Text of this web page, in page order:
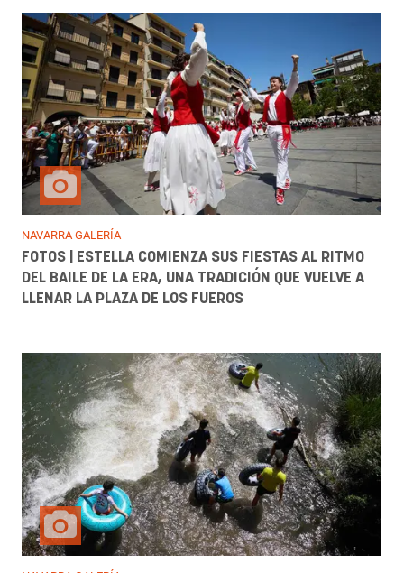
NAVARRA GALERÍA
FOTOS | ESTELLA COMIENZA SUS FIESTAS AL RITMO
DEL BAILE DE LA ERA, UNA TRADICIÓN QUE VUELVE A
LLENAR LA PLAZA DE LOS FUEROS